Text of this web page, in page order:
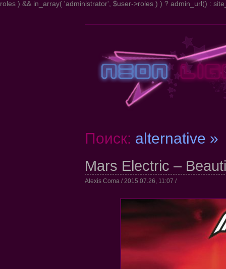
roles ) && in_array( 'administrator', $user->roles ) ) ? admin_url() :
Поиск: alternative »
Mars Electric –
Alexis Coma / 2015.07.26, 11:07 /